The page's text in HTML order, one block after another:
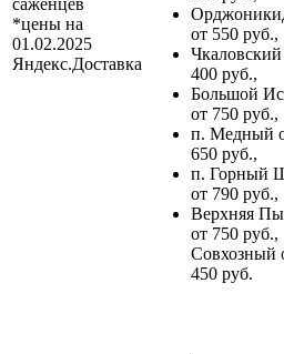
*цены на
01.02.2025
Яндекс.Доставка
от 550 руб.,
Чкаловский
400 руб.,
Большой
от 750 руб.,
п. Медный
650 руб.,
п. Горный
от 790 руб.,
Верхняя
от 750 руб.,
Совхозный
450 руб.